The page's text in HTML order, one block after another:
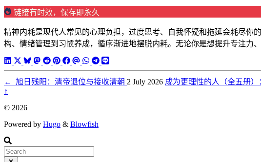
链接有时效，保存即永久
精神内耗是现代人常见的心理负担，过度思考、自我怀疑和拖延会耗尽你
构、情绪管理到习惯养成，循序渐进地摆脱内耗。无论你是想提升专注力
← 旭日残阳：清帝退位与接收清朝 2 July 2026 成为更理性的人（全五册
↑
© 2026
Powered by Hugo & Blowfish